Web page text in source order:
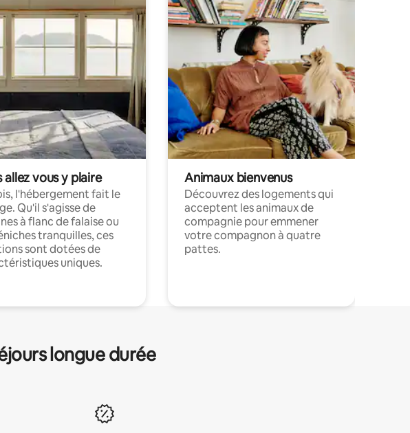
allez vous y plaire
l'hébergement fait le
Qu'il s'agisse de
à flanc de falaise ou
tranquilles, ces
sont dotées de
uniques.
Animaux bienvenus
Découvrez des logements qui
acceptent les animaux de
compagnie pour emmener
votre compagnon à quatre
pattes.
longue durée